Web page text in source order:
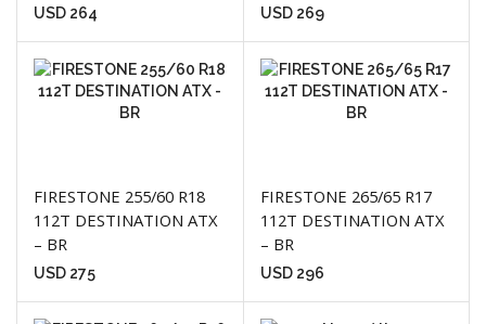
USD 264 USD 269
FIRESTONE 255/60 R18
112T DESTINATION ATX
– BR
USD 275
FIRESTONE 265/65 R17
112T DESTINATION ATX
– BR
USD 296